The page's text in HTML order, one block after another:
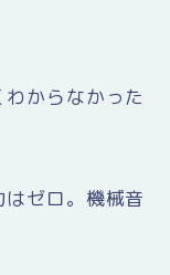
からなかった
ゼロ。機械音